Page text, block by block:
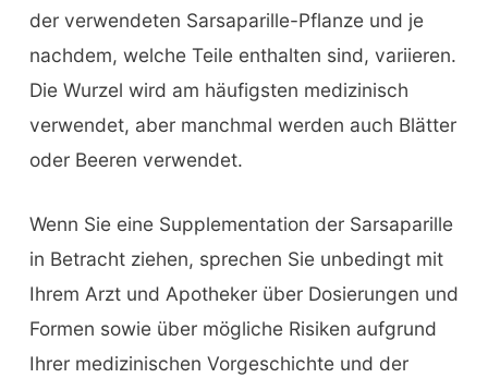
der verwendeten Sarsaparille-Pflanze und je
nachdem, welche Teile enthalten sind, variieren.
Die Wurzel wird am häufigsten medizinisch
verwendet, aber manchmal werden auch Blätter
oder Beeren verwendet.
Wenn Sie eine Supplementation der Sarsaparille
in Betracht ziehen, sprechen Sie unbedingt mit
Ihrem Arzt und Apotheker über Dosierungen und
Formen sowie über mögliche Risiken aufgrund
Ihrer medizinischen Vorgeschichte und der